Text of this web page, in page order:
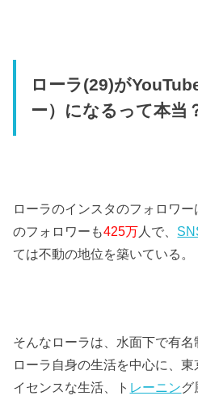
ローラ(29)が
ー）になるって本当
ローラのインスタのフォロワー
のフォロワーも425万 人で、
ては不動の地位を築いている。
そんなローラは、水面下で有
ローラ自身の生活を中心に、
イセンスな生活、ト レーニング